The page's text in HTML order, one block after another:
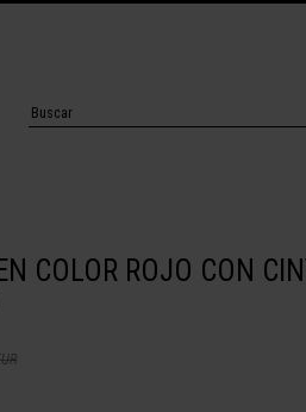
COLOR ROJO CON